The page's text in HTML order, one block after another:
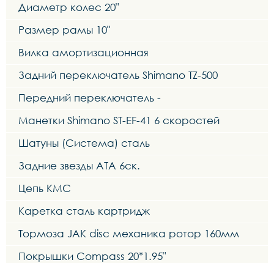
Диаметр колес 20"
Размер рамы 10"
Вилка амортизационная
Задний переключатель Shimano TZ-500
Передний переключатель -
Манетки Shimano ST-EF-41 6 скоростей
Шатуны (Система) сталь
Задние звезды ATA 6ск.
Цепь KMC
Каретка сталь картридж
Тормоза JAK disc механика ротор 160мм
Покрышки Compass 20*1.95"